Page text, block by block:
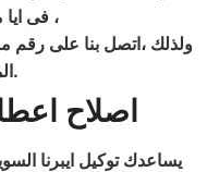
فى ايا من اجهزتنا المنزلية ،
ولذلك ،اتصل بنا على رقم
.
اصلاح
يساعدك توكيل ايبرنا